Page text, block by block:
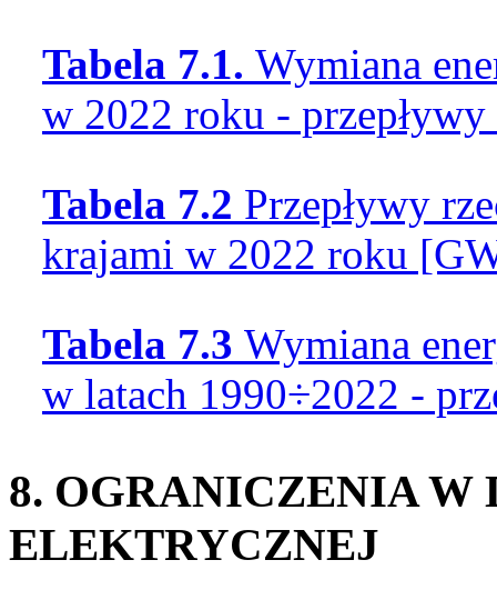
Tabela 7.1. Wymiana
w 2022 roku -
Tabela 7.2 Przepływy
krajami w 2022 roku
Tabela 7.3 Wymiana
w latach 1990÷2022 -
8. OGRANICZENIA W
ELEKTRYCZNEJ